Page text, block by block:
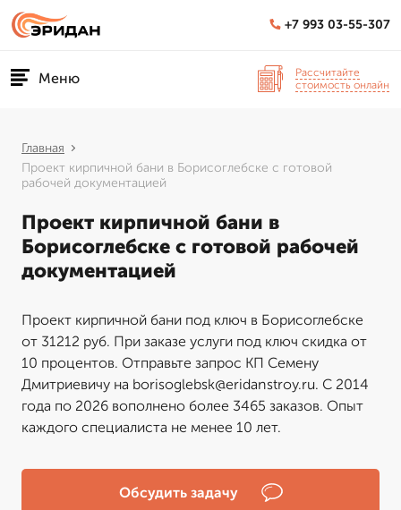
+7 993 03-55-307
Меню
Рассчитайте
стоимость онлайн
Главная
Проект кирпичной бани в Борисоглебске с готовой
рабочей документацией
Проект кирпичной бани в
Борисоглебске с готовой рабочей
документацией
Проект кирпичной бани под ключ в Борисоглебске
от 31212 руб. При заказе услуги под ключ скидка от
10 процентов. Отправьте запрос КП Семену
Дмитриевичу на borisoglebsk@eridanstroy.ru. С 2014
года по 2026 вополнено более 3465 заказов. Опыт
каждого специалиста не менее 10 лет.
Обсудить задачу